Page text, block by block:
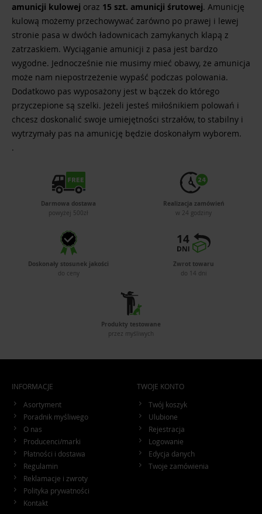
amunicji kulowej oraz 15 szt. amunicji śrutowej. Amunicję
kulową możemy przechowywać zarówno po prawej i lewej
stronie pasa w dwóch ładownicach zamykanych klapą z
zatrzaskiem. Wyciąganie amunicji z pasa jest bardzo
wygodne. Jednocześnie nie musimy mieć obawy, że amunicja
może nam niepostrzeżenie wypaść podczas polowania.
Dodatkowo pas wyposażony jest w bączek do którego
przyczepione są szelki. Jeżeli jesteś miłośnikiem polowań i
chcesz doskonalić swoje umiejętności strzałów, to stabilny i
wytrzymały pas na amunicję będzie doskonałym wyborem.
.
Darmowa dostawa
powyżej 500zł
Realizacja zamówień
w 24 godziny
Doskonały stosunek jakości
do ceny
Zwrot towaru
do 14 dni
Produkty testowane
przez myśliwych
INFORMACJE
Asortyment
Poradnik myśliwego
O nas
Producenci/marki
Płatności i dostawa
Regulamin
Reklamacje i zwroty
Polityka prywatności
Kontakt
TWOJE KONTO
Twój koszyk
Ulubione
Rejestracja
Logowanie
Edycja danych
Twoje zamówienia